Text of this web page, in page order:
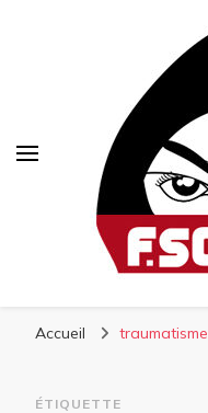
Accueil traumatisme
ÉTIQUETTE